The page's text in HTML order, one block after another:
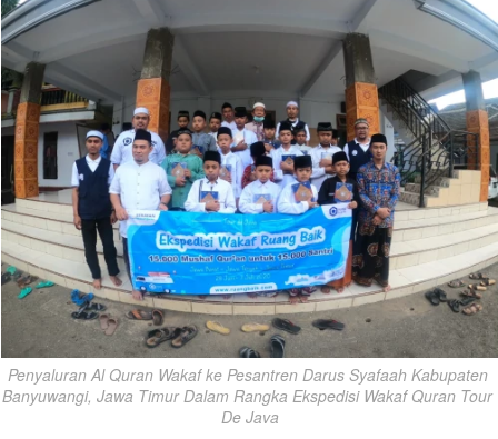
Penyaluran Al Quran Wakaf ke Pesantren Darus Syafaah Kabupaten
Banyuwangi, Jawa Timur Dalam Rangka Ekspedisi Wakaf Quran Tour
De Java